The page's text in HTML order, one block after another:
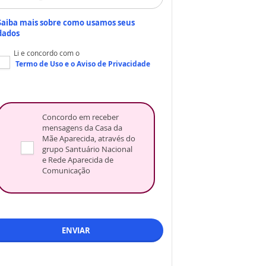
mais sobre como usamos seus
Li e concordo com o
Termo de Usoe oAviso de Privacidade
Concordo em receber
mensagens da Casa da
Mãe Aparecida, através do
grupo Santuário Nacional
e Rede Aparecida de
Comunicação
ENVIAR